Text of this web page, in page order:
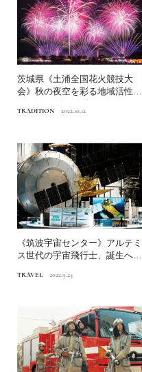
茨城県《土浦全国花火競技大
会》秋の夜空を彩る地域活性化
TRADITION 2022.10.12
《筑波宇宙センター》アルテミ
ス世代の宇宙飛行士、誕生へ日
TRAVEL 2022.9.25